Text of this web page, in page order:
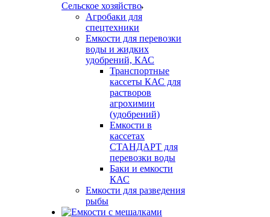
Сельское хозяйство
Агробаки для
спецтехники
Емкости для перевозки
воды и жидких
удобрений, КАС
Транспортные
кассеты КАС для
растворов
агрохимии
(удобрений)
Емкости в
кассетах
СТАНДАРТ для
перевозки воды
Баки и емкости
КАС
Емкости для разведения
рыбы